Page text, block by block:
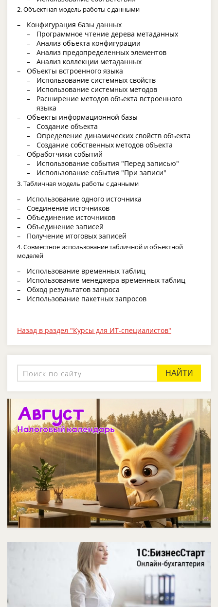
2. Объектная модель работы с данными
Конфигурация базы данных
Программное чтение дерева метаданных
Анализ объекта конфигурации
Анализ предопределенных элементов
Анализ коллекции метаданных
Объекты встроенного языка
Использование системных свойств
Использование системных методов
Расширение методов объекта встроенного
языка
Объекты информационной базы
Создание объекта
Определение динамических свойств объекта
Создание собственных методов объекта
Обработчики событий
Использование события "Перед записью"
Использование события "При записи"
3. Табличная модель работы с данными
Использование одного источника
Соединение источников
Объединение источников
Объединение записей
Получение итоговых записей
4. Совместное использование табличной и объектной
моделей
Использование временных таблиц
Использование менеджера временных таблиц
Обход результатов запроса
Использование пакетных запросов
Назад в раздел "Курсы для ИТ-специалистов"
НАЙТИ